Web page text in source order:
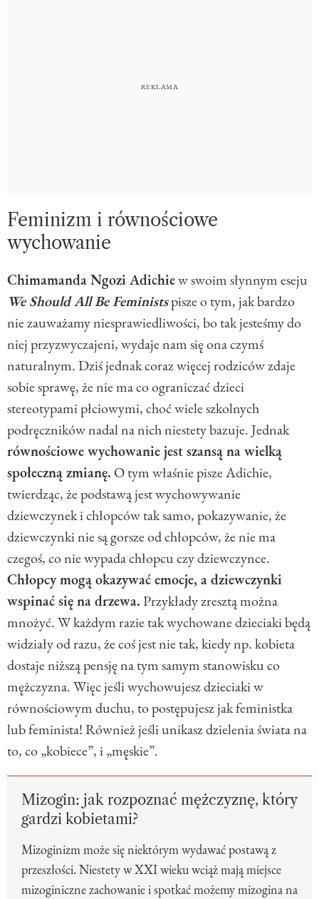
Feminizm i równościowe
wychowanie
Chimamanda Ngozi Adichiew swoim słynnym eseju
We Should All Be Feministspisze o tym, jak bardzo
nie zauważamy niesprawiedliwości, bo tak jesteśmy do
niej przyzwyczajeni, wydaje nam się ona czymś
naturalnym. Dziś jednak coraz więcej rodziców zdaje
sobie sprawę, że nie ma co ograniczać dzieci
stereotypami płciowymi, choć wiele szkolnych
podręczników nadal na nich niestety bazuje. Jednak
równościowe wychowanie jest szansą na wielką
społeczną zmianę. O tym właśnie pisze Adichie,
twierdząc, że podstawą jest wychowywanie
dziewczynek i chłopców tak samo, pokazywanie, że
dziewczynki nie są gorsze od chłopców, że nie ma
czegoś, co nie wypada chłopcu czy dziewczynce.
Chłopcy mogą okazywać emocje, a dziewczynki
wspinać się na drzewa.Przykłady zresztą można
mnożyć. W każdym razie tak wychowane dzieciaki będą
widziały od razu, że coś jest nie tak, kiedy np. kobieta
dostaje niższą pensję na tym samym stanowisku co
mężczyzna. Więc jeśli wychowujesz dzieciaki w
równościowym duchu, to postępujesz jak feministka
lub feminista! Również jeśli unikasz dzielenia świata na
to, co „kobiece”, i „męskie”.
Mizogin: jak rozpoznać mężczyznę, który
gardzi kobietami?
Mizoginizm może się niektórym wydawać postawą z
przeszłości. Niestety w XXI wieku wciąż mają miejsce
mizoginiczne zachowanie i spotkać możemy mizogina na